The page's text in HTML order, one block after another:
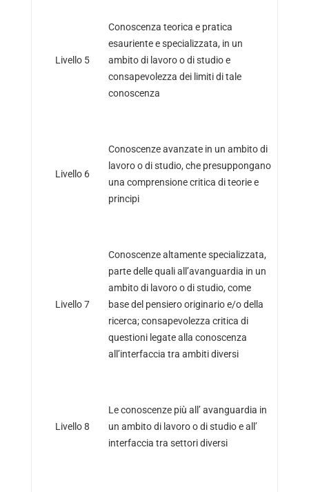
Livello 5
Conoscenza teorica e pratica
esauriente e specializzata, in un
ambito di lavoro o di studio e
consapevolezza dei limiti di tale
conoscenza
Livello 6
Conoscenze avanzate in un ambito di
lavoro o di studio, che presuppongano
una comprensione critica di teorie e
principi
Livello 7
Conoscenze altamente specializzata,
parte delle quali all’avanguardia in un
ambito di lavoro o di studio, come
base del pensiero originario e/o della
ricerca; consapevolezza critica di
questioni legate alla conoscenza
all’interfaccia tra ambiti diversi
Livello 8
Le conoscenze più all’ avanguardia in
un ambito di lavoro o di studio e all’
interfaccia tra settori diversi